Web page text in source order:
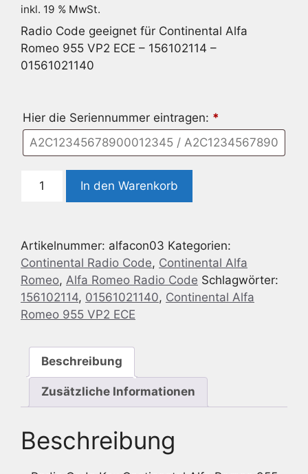
inkl. 19 % MwSt.
Radio Code geeignet für Continental Alfa
Romeo 955 VP2 ECE – 156102114 –
01561021140
Hier die Seriennummer eintragen: *
Code
Continental
Alfa
Romeo
955
VP2
156102114
In den Warenkorb
Artikelnummer: alfacon03 Kategorien:
Continental Radio Code, Continental Alfa
Romeo, Alfa Romeo Radio Code Schlagwörter:
156102114, 01561021140, Continental Alfa
Romeo 955 VP2 ECE
Beschreibung
Zusätzliche Informationen
Beschreibung